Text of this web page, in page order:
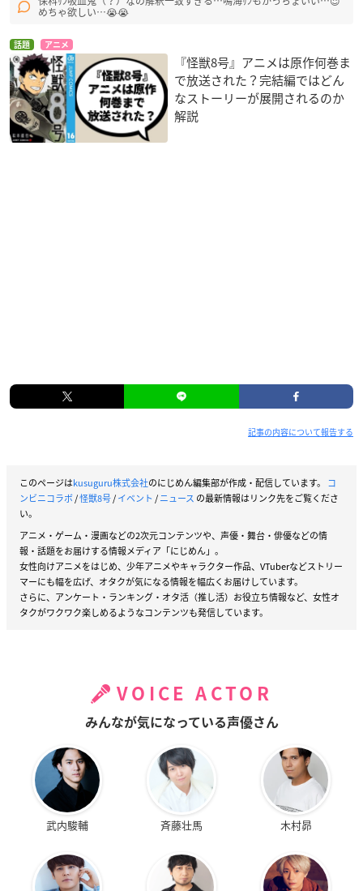
めちゃ欲しい…😭😭
話題 アニメ
『怪獣8号』アニメは原作何巻ま
で放送された？完結編ではどん
なストーリーが展開されるのか
解説
記事の内容について報告する
このページはkusuguru株式会社のにじめん編集部が作成・配信しています。 コ
ンビニコラボ/怪獣8号/イベント /ニュース の最新情報はリンク先をご覧くださ
い。
アニメ・ゲーム・漫画などの2次元コンテンツや、声優・舞台・俳優などの情
報・話題をお届けする情報メディア「にじめん」。
女性向けアニメをはじめ、少年アニメやキャラクター作品、VTuberなどストリー
マーにも幅を広げ、オタクが気になる情報を幅広くお届けしています。
さらに、アンケート・ランキング・オタ活（推し活）お役立ち情報など、女性オ
タクがワクワク楽しめるようなコンテンツも発信しています。
VOICE ACTOR
みんなが気になっている声優さん
武内駿輔 斉藤壮馬 木村昴